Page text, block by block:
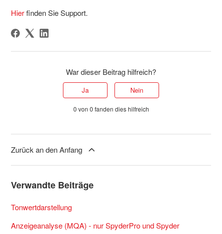
Hierfinden Sie Support.
War dieser Beitrag hilfreich?
Ja Nein
0 von 0 fanden dies hilfreich
Zurück an den Anfang
Verwandte Beiträge
Tonwertdarstellung
Anzeigeanalyse (MQA) - nur SpyderPro und Spyder